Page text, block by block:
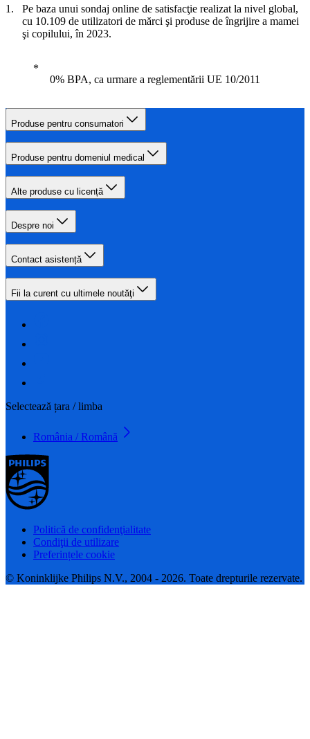
Pe baza unui sondaj online de satisfacţie realizat la nivel global,
cu 10.109 de utilizatori de mărci şi produse de îngrijire a mamei
şi copilului, în 2023.
0% BPA, ca urmare a reglementării UE 10/2011
Produse pentru consumatori
Produse pentru domeniul medical
Alte produse cu licență
Despre noi
Contact asistență
Fii la curent cu ultimele noutăţi
Selectează țara / limba
România / Română
Politică de confidenţialitate
Condiţii de utilizare
Preferințele cookie
© Koninklijke Philips N.V., 2004 - 2026. Toate drepturile rezervate.